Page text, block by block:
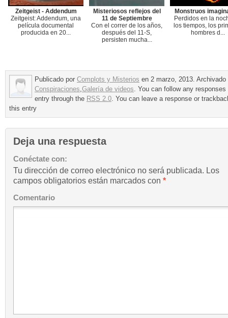
Zeitgeist - Addendum
Zeitgeist: Addendum, una
película documental
producida en 20...
Misteriosos reflejos del
11 de Septiembre
Con el correr de los años,
después del 11-S,
persisten mucha...
Monstruos
Perdidos en la
los tiempos, los
hombres d...
Publicado por Complots y Misterios en 2 marzo, 2013. Archivado
Conspiraciones Galería de videos . You can follow any
entry through the RSS 2.0 . You can leave a response or
this entry
Deja una respuesta
Conéctate con:
Tu dirección de correo electrónico no será publicada. Los
campos obligatorios están marcados con *
Comentario